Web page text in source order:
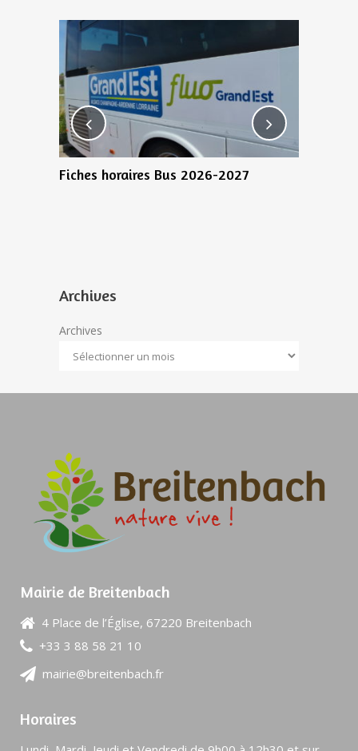
Fiches horaires Bus 2026-2027
Archives
Archives
Mairie de Breitenbach
4 Place de l’Église, 67220 Breitenbach
+33 3 88 58 21 10
mairie@breitenbach.fr
Horaires